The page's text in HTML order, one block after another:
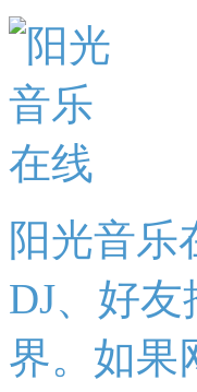
阳光音乐
DJ、好
界。如果